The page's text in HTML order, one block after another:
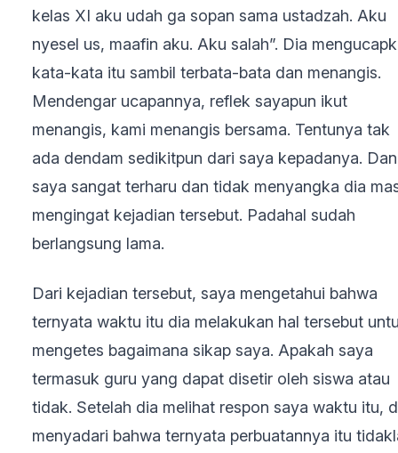
kelas XI aku udah ga sopan sama ustadzah. Aku
nyesel us, maafin aku. Aku salah”. Dia
kata-kata itu sambil terbata-bata dan menangis.
Mendengar ucapannya, reflek sayapun ikut
menangis, kami menangis bersama. Tentunya tak
ada dendam sedikitpun dari saya kepadanya. Dan
saya sangat terharu dan tidak menyangka dia
mengingat kejadian tersebut. Padahal sudah
berlangsung lama.
Dari kejadian tersebut, saya mengetahui bahwa
ternyata waktu itu dia melakukan hal tersebut
mengetes bagaimana sikap saya. Apakah saya
termasuk guru yang dapat disetir oleh siswa atau
tidak. Setelah dia melihat respon saya waktu itu,
menyadari bahwa ternyata perbuatannya itu